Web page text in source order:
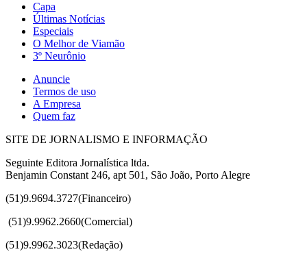
Capa
Últimas Notícias
Especiais
O Melhor de Viamão
3º Neurônio
Anuncie
Termos de uso
A Empresa
Quem faz
SITE DE JORNALISMO E INFORMAÇÃO
Seguinte Editora Jornalística ltda.
Benjamin Constant 246, apt 501, São João, Porto Alegre
(51)9.9694.3727(Financeiro)
(51)9.9962.2660(Comercial)
(51)9.9962.3023(Redação)